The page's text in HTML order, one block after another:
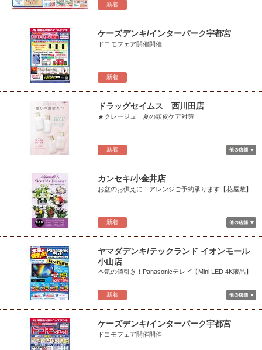
新着
新着
ケーズデンキ/インターパーク宇都宮
ドコモフェア開催開催
新着
ドラッグセイムス 西川田店
★クレージュ 夏の頭皮ケア対策
新着
カンセキ/小金井店
お盆のお供えに！アレンジご予約承ります【花屋敷】
新着
ヤマダデンキ/テックランド イオンモール
小山店
本気の値引き！Panasonicテレビ【Mini LED 4K液晶】
ケーズデンキ/インターパーク宇都宮
ドコモフェア開催開催